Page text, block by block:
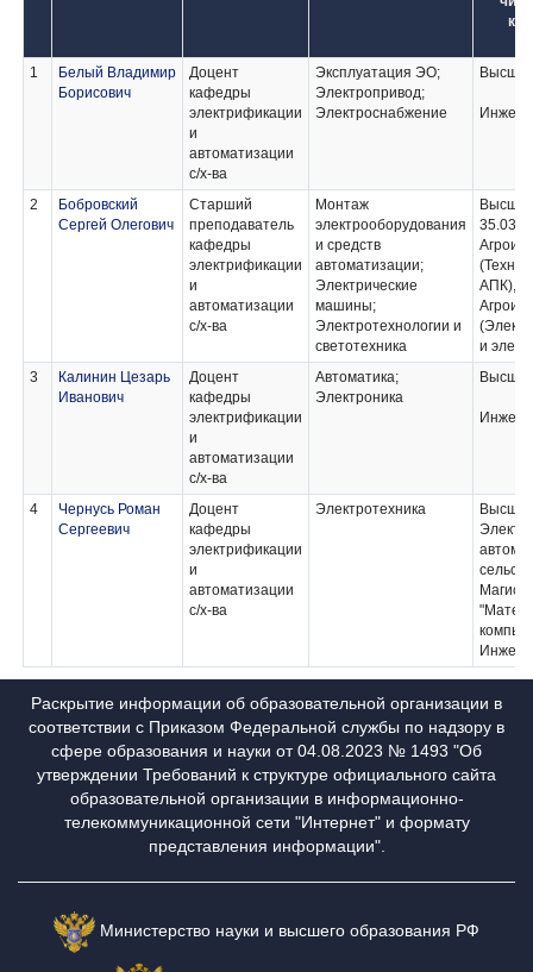
1
Белый Владимир
Борисович
Доцент
кафедры
электрификации
и
автоматизации
с/х-ва
Эксплуатация ЭО;
Электропривод;
Электроснабжение
2
Бобровский
Сергей Олегович
Старший
преподаватель
кафедры
электрификации
и
автоматизации
с/х-ва
Монтаж
электрооборудования
и средств
автоматизации;
Электрические
машины;
Электротехнологии и
светотехника
АПК),
и
3
Калинин Цезарь
Иванович
Доцент
кафедры
электрификации
и
автоматизации
с/х-ва
Автоматика;
Электроника
4
Чернусь Роман
Сергеевич
Доцент
кафедры
электрификации
и
автоматизации
с/х-ва
Электротехника
Раскрытие информации об образовательной организации в
соответствии с Приказом Федеральной службы по надзору в
сфере образования и науки от 04.08.2023 № 1493 "Об
утверждении Требований к структуре официального сайта
образовательной организации в информационно-
телекоммуникационной сети "Интернет" и формату
представления информации".
Министерство науки и высшего образования РФ